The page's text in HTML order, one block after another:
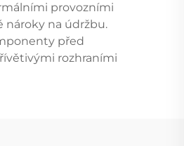
provozními
nároky na údržbu.
před
rozhraními